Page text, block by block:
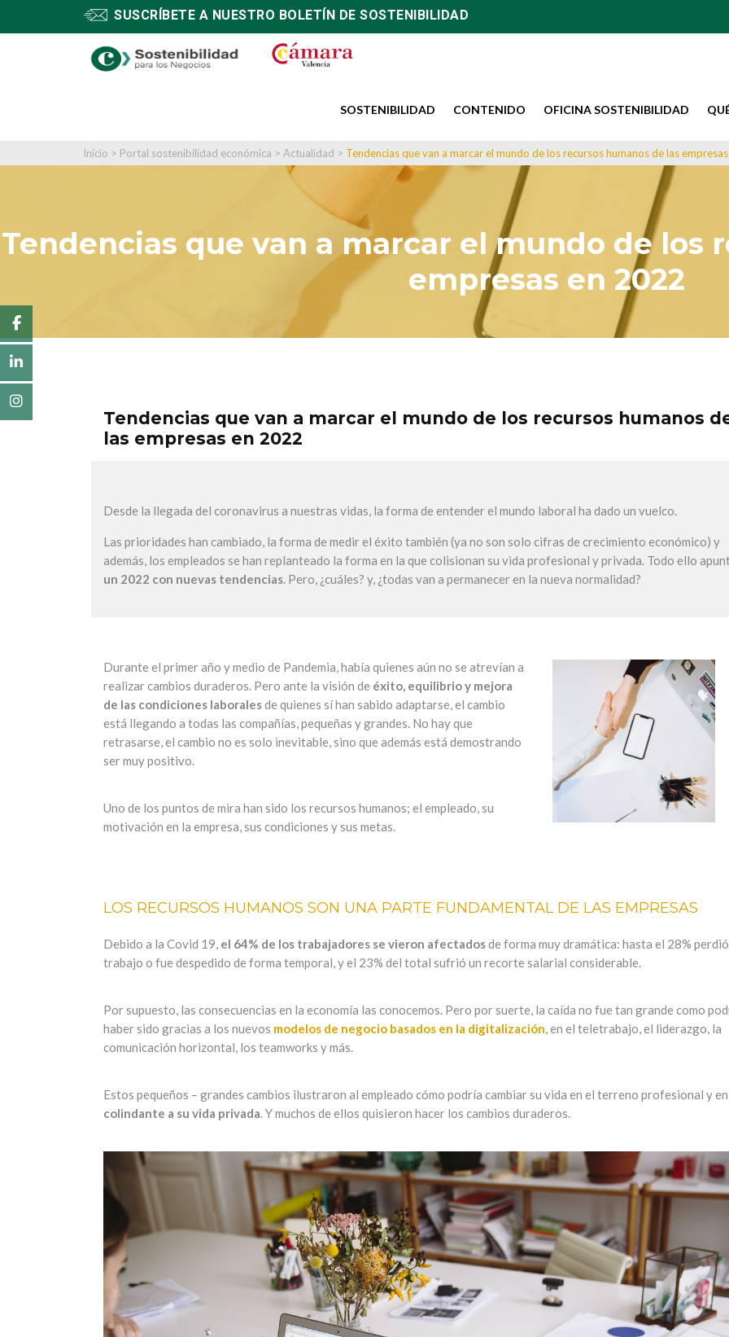
SUSCRÍBETE A NUESTRO BOLETÍN DE SOSTENIBILIDAD
SOSTENIBILIDAD CONTENIDO OFICINA SOSTENIBILIDAD
Inicio > Portal sostenibilidad económica > Actualidad > Tendencias que van a marcar el mundo de los recursos humanos de las
Tendencias que van a marcar el mundo de los
empresas en 2022
Tendencias que van a marcar el mundo de los recursos humanos
las empresas en 2022
Desde la llegada del coronavirus a nuestras vidas, la forma de entender el mundo laboral ha dado un vuelco.
Las prioridades han cambiado, la forma de medir el éxito también (ya no son solo cifras de crecimiento económico) y
además, los empleados se han replanteado la forma en la que colisionan su vida profesional y privada. Todo ello
un 2022 con nuevas tendencias. Pero, ¿cuáles? y, ¿todas van a permanecer en la nueva normalidad?
Durante el primer año y medio de Pandemia, había quienes aún no se atrevían a
realizar cambios duraderos. Pero ante la visión de éxito, equilibrio y mejora
de las condiciones laboralesde quienes sí han sabido adaptarse, el cambio
está llegando a todas las compañías, pequeñas y grandes. No hay que
retrasarse, el cambio no es solo inevitable, sino que además está demostrando
ser muy positivo.
Uno de los puntos de mira han sido los recursos humanos; el empleado, su
motivación en la empresa, sus condiciones y sus metas.
LOS RECURSOS HUMANOS SON UNA PARTE FUNDAMENTAL DE LAS EMPRESAS
Debido a la Covid 19, el 64% de los trabajadores se vieron afectadosde forma muy dramática: hasta el 28%
trabajo o fue despedido de forma temporal, y el 23% del total sufrió un recorte salarial considerable.
Por supuesto, las consecuencias en la economía las conocemos. Pero por suerte, la caída no fue tan grande como
haber sido gracias a los nuevos modelos de negocio basados en la digitalización, en el teletrabajo, el liderazgo, la
comunicación horizontal, los teamworks y más.
Estos pequeños – grandes cambios ilustraron al empleado cómo podría cambiar su vida en el terreno profesional y
colindante a su vida privada. Y muchos de ellos quisieron hacer los cambios duraderos.